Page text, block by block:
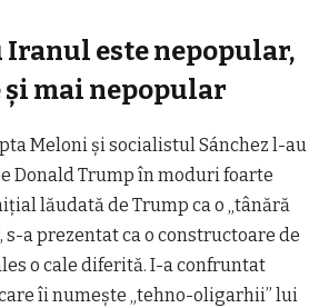
Iranul este nepopular,
și mai nepopular
Meloni și socialistulSánchez l-au
Donald Trump în moduri foarte
lăudată de Trump ca o „tânără
s-a prezentat ca o constructoare de
o cale diferită. I-a confruntat
îi numește „tehno-oligarhii” lui